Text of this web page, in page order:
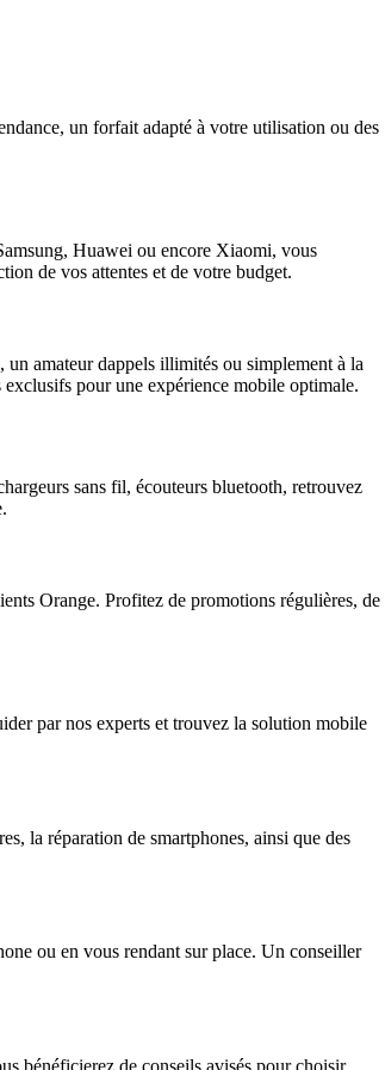
un forfait adapté à votre utilisation ou des
Huawei ou encore Xiaomi, vous
de vos attentes et de votre budget.
amateur dappels illimités ou simplement à la
pour une expérience mobile optimale.
sans fil, écouteurs bluetooth, retrouvez
Orange. Profitez de promotions régulières, de
par nos experts et trouvez la solution mobile
la réparation de smartphones, ainsi que des
ou en vous rendant sur place. Un conseiller
bénéficierez de conseils avisés pour choisir